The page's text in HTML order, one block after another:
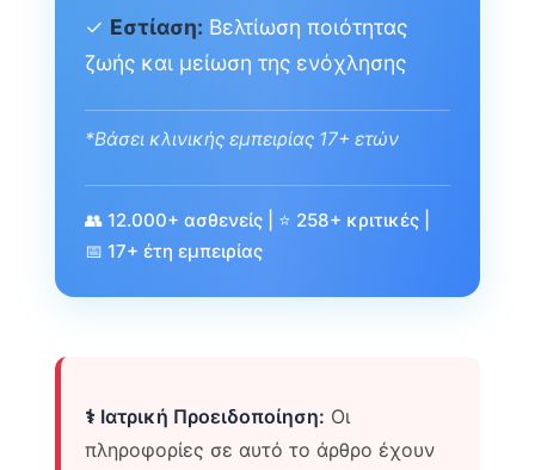
✓ Εστίαση: Βελτίωση ποιότητας
ζωής και μείωση της ενόχλησης
*Βάσει κλινικής εμπειρίας 17+ ετών
👥 12.000+ ασθενείς | ⭐ 258+ κριτικές |
📅 17+ έτη εμπειρίας
⚕️ Ιατρική Προειδοποίηση: Οι
πληροφορίες σε αυτό το άρθρο έχουν